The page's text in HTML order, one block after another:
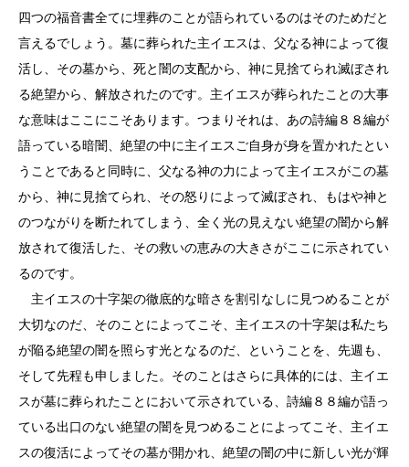
四つの福音書全てに埋葬のことが語られているのはそのためだと
言えるでしょう。墓に葬られた主イエスは、父なる神によって復
活し、その墓から、死と闇の支配から、神に見捨てられ滅ぼされ
る絶望から、解放されたのです。主イエスが葬られたことの大事
な意味はここにこそあります。つまりそれは、あの詩編８８編が
語っている暗闇、絶望の中に主イエスご自身が身を置かれたとい
うことであると同時に、父なる神の力によって主イエスがこの墓
から、神に見捨てられ、その怒りによって滅ぼされ、もはや神と
のつながりを断たれてしまう、全く光の見えない絶望の闇から解
放されて復活した、その救いの恵みの大きさがここに示されてい
るのです。
主イエスの十字架の徹底的な暗さを割引なしに見つめることが
大切なのだ、そのことによってこそ、主イエスの十字架は私たち
が陥る絶望の闇を照らす光となるのだ、ということを、先週も、
そして先程も申しました。そのことはさらに具体的には、主イエ
スが墓に葬られたことにおいて示されている、詩編８８編が語っ
ている出口のない絶望の闇を見つめることによってこそ、主イエ
スの復活によってその墓が開かれ、絶望の闇の中に新しい光が輝